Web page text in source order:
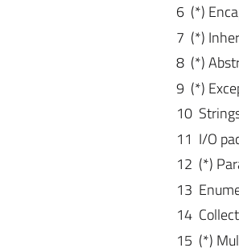
6 (*)
7 (*)
8 (*)
9 (*)
10
11 I/O
12 (*)
13
14
15 (*)